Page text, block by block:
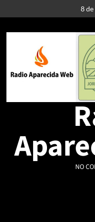
to
content
8
NO